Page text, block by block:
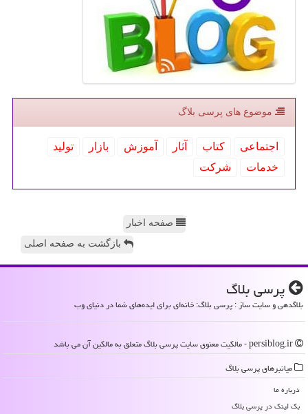
موضوع های پرسی بلاگ
اجتماعی كتاب آثار آموزش بازار
تولید
خدمات
شركت
صفحه اخبار
بازگشت به صفحه اصلی
پرسی بلاگ
بلاگدهی و سایت ساز : پرسی بلاگ: خانه‌ای برای ایده‌های شما در دنیای وب
میانبرهای پرسی بلاگ
درباره ما
بک لینک در پرسی بلاگ